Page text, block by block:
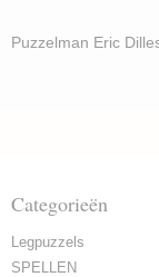
Voor meer
Puzzelman Eric
Categorieën
Legpuzzels
SPELLEN